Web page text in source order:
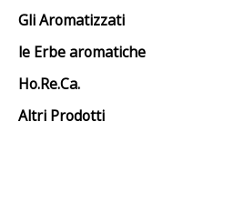
Gli Aromatizzati
le Erbe aromatiche
Ho.Re.Ca.
Altri Prodotti